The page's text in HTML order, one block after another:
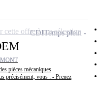
pièces mécaniques
précisément, vous : - Prenez
CDITemps plein
cette offre à ma sélection